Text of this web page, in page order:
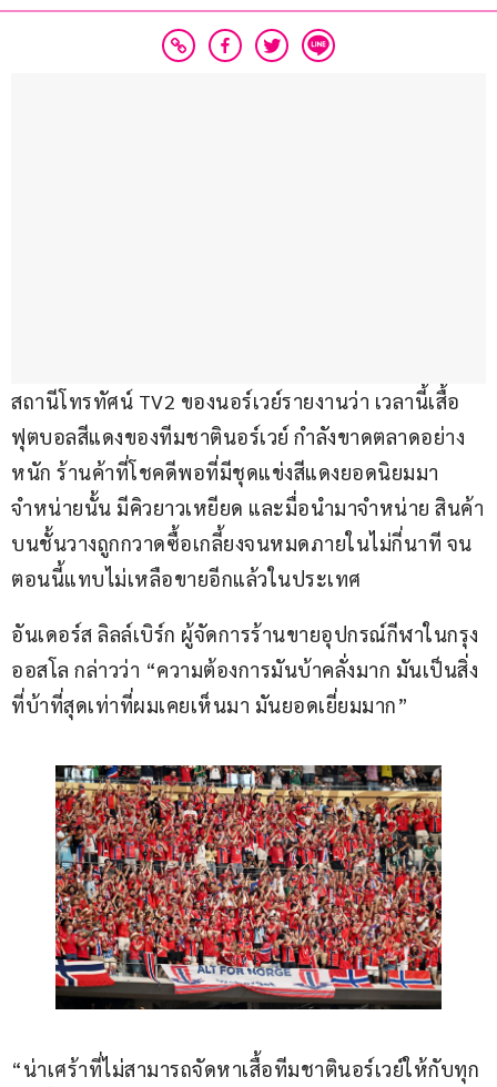
สถานีโทรทัศน์ TV2 ของนอร์เวย์รายงานว่า เวลานี้เสื้อ
ฟุตบอลสีแดงของทีมชาตินอร์เวย์ กำลังขาดตลาดอย่าง
หนัก ร้านค้าที่โชคดีพอที่มีชุดแข่งสีแดงยอดนิยมมา
จำหน่ายนั้น มีคิวยาวเหยียด และมื่อนำมาจำหน่าย สินค้า
บนชั้นวางถูกกวาดซื้อเกลี้ยงจนหมดภายในไม่กี่นาที จน
ตอนนี้แทบไม่เหลือขายอีกแล้วในประเทศ
อันเดอร์ส ลิลล์เบิร์ก ผู้จัดการร้านขายอุปกรณ์กีฬาในกรุง
ออสโล กล่าวว่า “ความต้องการมันบ้าคลั่งมาก มันเป็นสิ่ง
ที่บ้าที่สุดเท่าที่ผมเคยเห็นมา มันยอดเยี่ยมมาก”
“น่าเศร้าที่ไม่สามารถจัดหาเสื้อทีมชาตินอร์เวย์ให้กับทุก